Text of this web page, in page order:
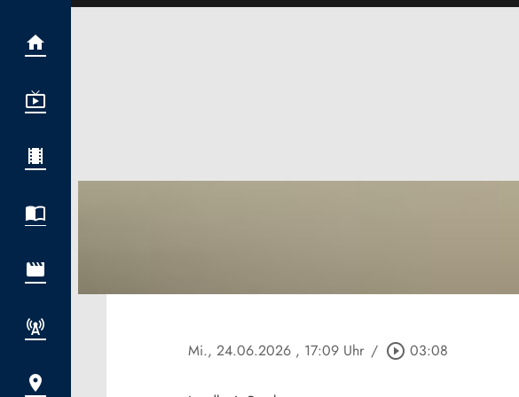
Mi., 24.06.2026 , 17:09 Uhr / play_circle_outline 03:08